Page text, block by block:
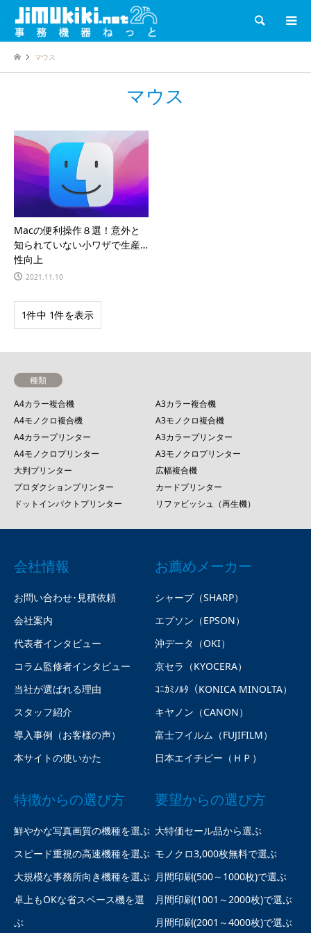
検索
マウス
マウス
Macの便利操作８選！意外と
知られていない小ワザで生産
性向上
2021.11.10
1件中 1件を表示
種類
A4カラー複合機
A3カラー複合機
A4モノクロ複合機
A3モノクロ複合機
A4カラープリンター
A3カラープリンター
A4モノクロプリンター
A3モノクロプリンター
大判プリンター
広幅複合機
プロダクションプリンター
カードプリンター
ドットインパクトプリンター
リファビッシュ（再生機）
会社情報
お問い合わせ･見積依頼
会社案内
代表者インタビュー
コラム監修者インタビュー
当社が選ばれる理由
スタッフ紹介
導入事例（お客様の声）
本サイトの使いかた
お薦めメーカー
シャープ（SHARP）
エプソン（EPSON）
沖データ（OKI）
京セラ（KYOCERA）
ｺﾆｶﾐﾉﾙﾀ（KONICA MINOLTA）
キヤノン（CANON）
富士フイルム（FUJIFILM）
日本エイチピー（ＨＰ）
特徴からの選び方
鮮やかな写真画質の機種を選ぶ
スピード重視の高速機種を選ぶ
大規模な事務所向き機種を選ぶ
卓上もOKな省スペース機を選
ぶ
要望からの選び方
大特価セール品から選ぶ
モノクロ3,000枚無料で選ぶ
月間印刷(500～1000枚)で選ぶ
月間印刷(1001～2000枚)で選ぶ
月間印刷(2001～4000枚)で選ぶ